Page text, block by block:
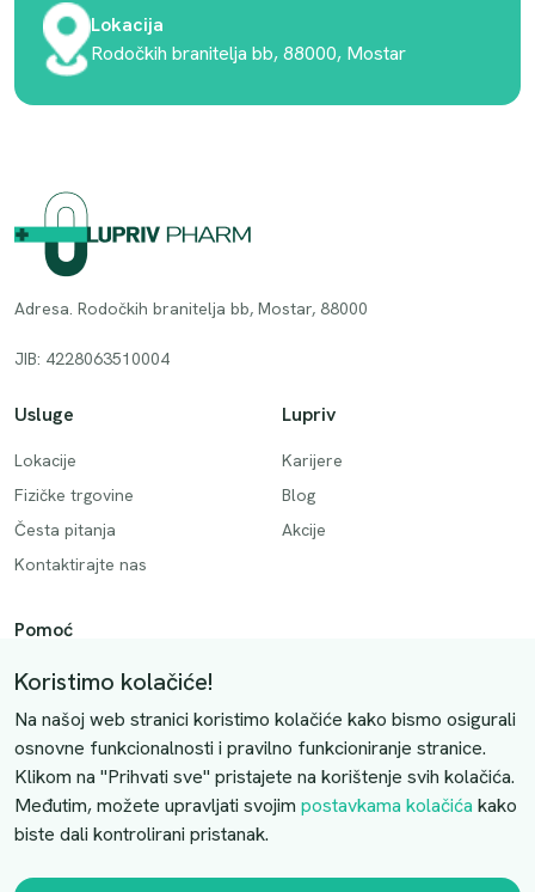
Lokacija
Rodočkih branitelja bb, 88000, Mostar
Adresa. Rodočkih branitelja bb, Mostar, 88000
JIB: 4228063510004
Usluge
Lokacije
Fizičke trgovine
Česta pitanja
Kontaktirajte nas
Lupriv
Karijere
Blog
Akcije
Pomoć
Način plaćanja
Dostava
Povrati i otkazivanje
Uslovi kupovine
Kontaktirajte nas
Koristimo kolačiće!
Na našoj web stranici koristimo kolačiće kako bismo osigurali
osnovne funkcionalnosti i pravilno funkcioniranje stranice.
Klikom na "Prihvati sve" pristajete na korištenje svih kolačića.
Međutim, možete upravljati svojim postavkama kolačića kako
biste dali kontrolirani pristanak.